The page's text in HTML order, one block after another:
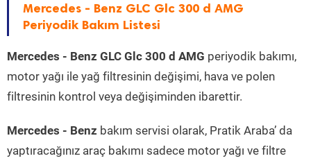
Mercedes - Benz GLC Glc 300 d AMG
Periyodik Bakım Listesi
Mercedes - Benz GLC Glc 300 d AMG periyodik bakımı,
motor yağı ile yağ filtresinin değişimi, hava ve polen
filtresinin kontrol veya değişiminden ibarettir.
Mercedes - Benz bakım servisi olarak, Pratik Araba’ da
yaptıracağınız araç bakımı sadece motor yağı ve filtre